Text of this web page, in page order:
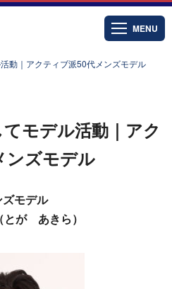
MENU
動｜アクティブ派50代メンズモデル
モデル活動｜アク
ンズモデル
ズモデル
とが あきら）